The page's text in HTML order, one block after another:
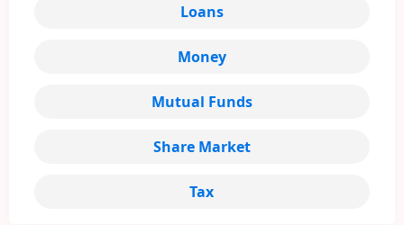
Loans
Money
Mutual Funds
Share Market
Tax